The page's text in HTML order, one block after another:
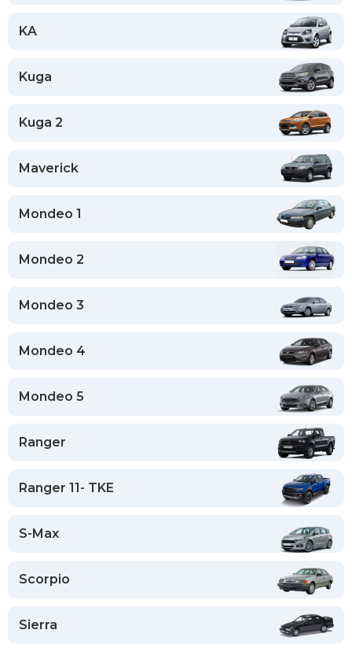
KA
Kuga
Kuga 2
Maverick
Mondeo 1
Mondeo 2
Mondeo 3
Mondeo 4
Mondeo 5
Ranger
Ranger 11- TKE
S-Max
Scorpio
Sierra